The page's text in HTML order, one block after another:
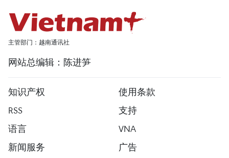
主管部门：越南通讯社
网站总编辑：陈进笋
知识产权
使用条款
RSS
支持
语言
VNA
新闻服务
广告